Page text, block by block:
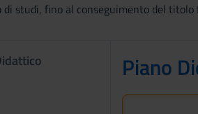
studi, fino al conseguimento del titolo
Piano